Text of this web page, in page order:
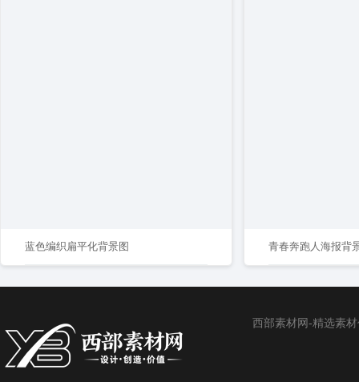
蓝色编织扁平化背景图 青春奔跑人海报背
西部素材网-精选素